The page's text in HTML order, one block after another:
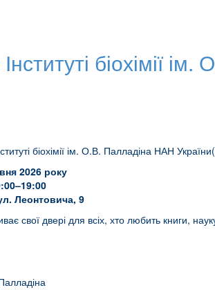
біохімії
біохімії ім. О.В. Палладіна НАН
2026 року
Леонтовича, 9
свої двері для всіх, хто любить книги, науку